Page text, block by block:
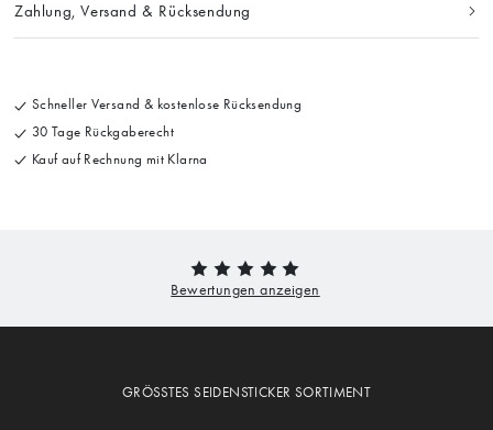
Zahlung, Versand & Rücksendung
Schneller Versand & kostenlose Rücksendung
30 Tage Rückgaberecht
Kauf auf Rechnung mit Klarna
GRÖSSTES SEIDENSTICKER SORTIMENT